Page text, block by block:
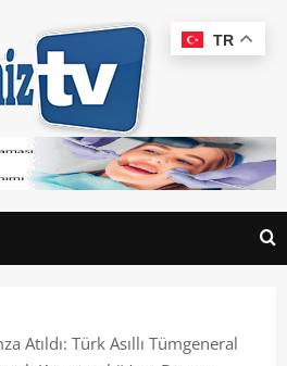
Atıldı: Türk Asıllı Tümgeneral
TR